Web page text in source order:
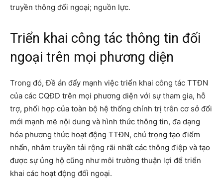
truyền thông đối ngoại; nguồn lực.
Triển khai công tác thông tin đối
ngoại trên mọi phương diện
Trong đó, Đề án đẩy mạnh việc triển khai công tác TTĐN
của các CQĐD trên mọi phương diện với sự tham gia, hỗ
trợ, phối hợp của toàn bộ hệ thống chính trị trên cơ sở đổi
mới mạnh mẽ nội dung và hình thức thông tin, đa dạng
hóa phương thức hoạt động TTĐN, chú trọng tạo điểm
nhấn, nhằm truyền tải rộng rãi nhất các thông điệp và tạo
được sự ủng hộ cũng như môi trường thuận lợi để triển
khai các hoạt động đối ngoại.